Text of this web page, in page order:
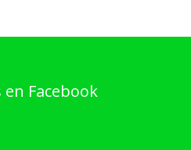
en Facebook